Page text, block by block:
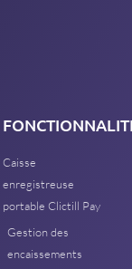
Caisse
enregistreuse
portable Clictill Pay
Gestion des
encaissements